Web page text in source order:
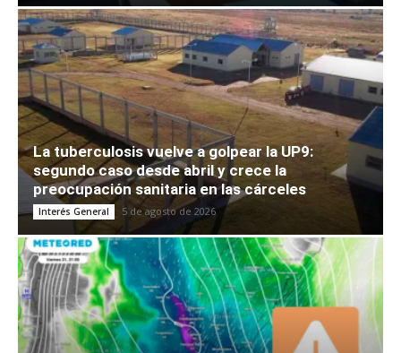
La tuberculosis vuelve a golpear la UP9:
segundo caso desde abril y crece la
preocupación sanitaria en las cárceles
Interés General 5 de agosto de 2026